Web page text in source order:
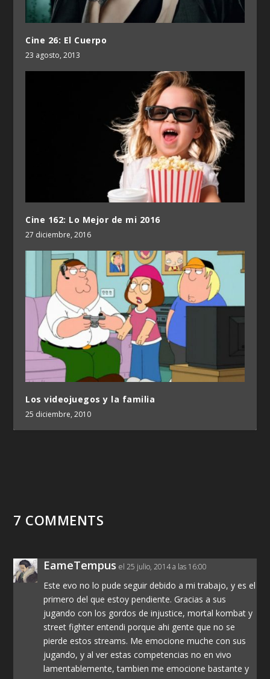
Cine 26: El Cuerpo
23 agosto, 2013
Cine 162: Lo Mejor de mi 2016
27 diciembre, 2016
Los videojuegos y la familia
25 diciembre, 2010
7 COMMENTS
EameTempus el 25 julio, 2014 a las 16:00
Este evo no lo pude seguir debido a mi trabajo, y es el
primero del que estoy pendiente. Gracias a sus
jugando con los gordos de injustice, mortal kombat y
street fighter entendi porque ahi gente que no se
pierde estos streams. Me emocione muche con sus
jugando, y al ver estas competencias no en vivo
lamentablemente, tambien me emocione bastante y